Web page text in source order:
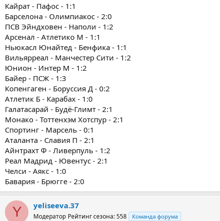
Кайрат - Пафос - 1:1
Барселона - Олимпиакос - 2:0
ПСВ Эйндховен - Наполи - 1:2
Арсенал - Атлетико М - 1:1
Ньюкасл Юнайтед - Бенфика - 1:1
Вильярреал - Манчестер Сити - 1:2
Юнион - Интер М - 1:2
Байер - ПСЖ - 1:3
Копенгаген - Боруссия Д - 0:2
Атлетик Б - Карабах - 1:0
Галатасарай - Будё-Глимт - 2:1
Монако - Тоттенхэм Хотспур - 2:1
Спортинг - Марсель - 0:1
Аталанта - Славия П - 2:1
Айнтрахт Ф - Ливерпуль - 1:2
Реал Мадрид - Ювентус - 2:1
Челси - Аякс - 1:0
Бавария - Брюгге - 2:0
Y yeliseeva.37
Модератор Рейтинг сезона: 558 Команда форума